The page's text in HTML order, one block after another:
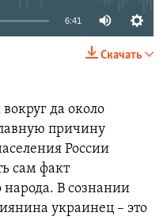
6:41
Скачать
да около
причину
России
сам факт
народа. В сознании
украинец – это